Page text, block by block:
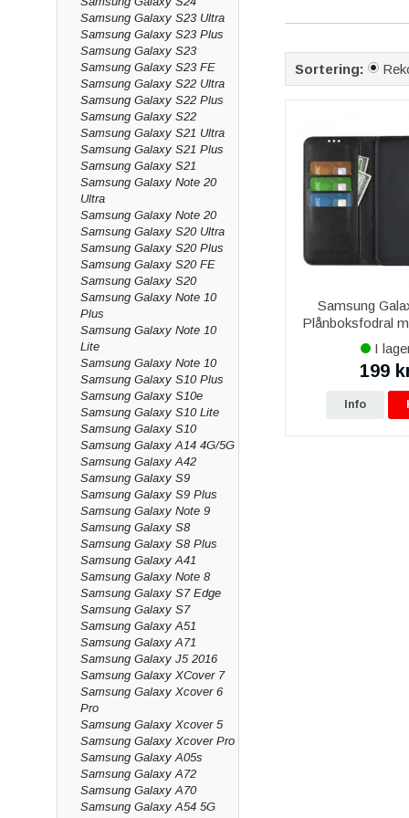
Samsung Galaxy S23 Ultra
Samsung Galaxy S23 Plus
Samsung Galaxy S23
Samsung Galaxy S23 FE
Samsung Galaxy S22 Ultra
Samsung Galaxy S22 Plus
Samsung Galaxy S22
Samsung Galaxy S21 Ultra
Samsung Galaxy S21 Plus
Samsung Galaxy S21
Samsung Galaxy Note 20
Ultra
Samsung Galaxy Note 20
Samsung Galaxy S20 Ultra
Samsung Galaxy S20 Plus
Samsung Galaxy S20 FE
Samsung Galaxy S20
Samsung Galaxy Note 10
Plus
Samsung Galaxy Note 10
Lite
Samsung Galaxy Note 10
Samsung Galaxy S10 Plus
Samsung Galaxy S10e
Samsung Galaxy S10 Lite
Samsung Galaxy S10
Samsung Galaxy A14 4G/5G
Samsung Galaxy A42
Samsung Galaxy S9
Samsung Galaxy S9 Plus
Samsung Galaxy Note 9
Samsung Galaxy S8
Samsung Galaxy S8 Plus
Samsung Galaxy A41
Samsung Galaxy Note 8
Samsung Galaxy S7 Edge
Samsung Galaxy S7
Samsung Galaxy A51
Samsung Galaxy A71
Samsung Galaxy J5 2016
Samsung Galaxy XCover 7
Samsung Galaxy Xcover 6
Pro
Samsung Galaxy Xcover 5
Samsung Galaxy Xcover Pro
Samsung Galaxy A05s
Samsung Galaxy A72
Samsung Galaxy A70
Samsung Galaxy A54 5G
MAXIMALT
Våra skal och
STIL OCH
Tillbehören
professionell ut.
Skydda din Galaxy
Förhindra repor
Få ett fodral som
nära till hands.
Sortering:
Samsung
Plånboksfodral
Svart
I
199
Info